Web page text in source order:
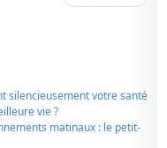
silencieusement votre santé
vie ?
matinaux : le petit-